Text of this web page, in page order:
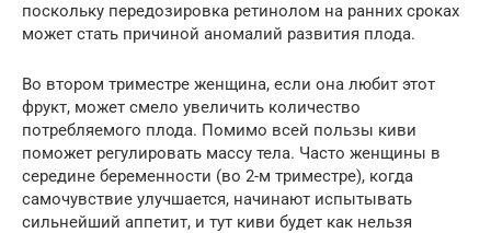
поскольку передозировка ретинолом на ранних сроках
может стать причиной аномалий развития плода.
Во втором триместре женщина, если она любит этот
фрукт, может смело увеличить количество
потребляемого плода. Помимо всей пользы киви
поможет регулировать массу тела. Часто женщины в
середине беременности (во 2-м триместре), когда
самочувствие улучшается, начинают испытывать
сильнейший аппетит, и тут киви будет как нельзя